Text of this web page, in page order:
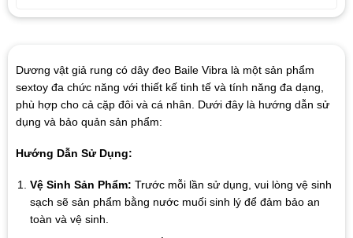
Dương vật giả rung có dây đeo Baile Vibra là một sản phẩm
sextoy đa chức năng với thiết kế tinh tế và tính năng đa dạng,
phù hợp cho cả cặp đôi và cá nhân. Dưới đây là hướng dẫn sử
dụng và bảo quản sản phẩm:
Hướng Dẫn Sử Dụng:
Vệ Sinh Sản Phẩm: Trước mỗi lần sử dụng, vui lòng vệ sinh
sạch sẽ sản phẩm bằng nước muối sinh lý để đảm bảo an
toàn và vệ sinh.